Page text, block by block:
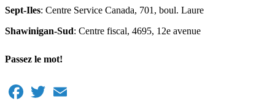
Sept-Iles: Centre Service Canada, 701, boul. Laure
Shawinigan-Sud: Centre fiscal, 4695, 12e avenue
Passez le mot!
Facebook
Twitter